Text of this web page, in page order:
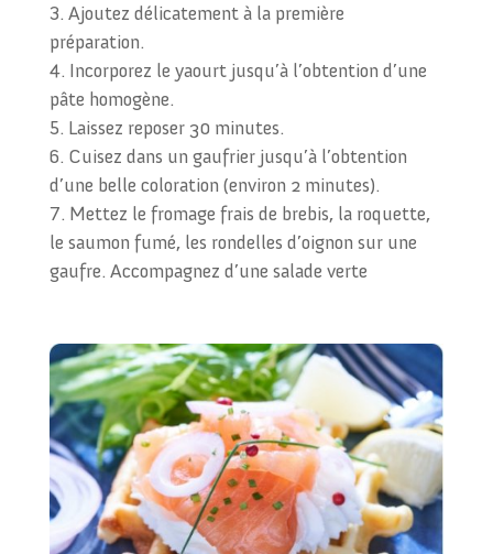
Ajoutez délicatement à la première
préparation.
Incorporez le yaourt jusqu’à l’obtention d’une
pâte homogène.
Laissez reposer 30 minutes.
Cuisez dans un gaufrier jusqu’à l’obtention
d’une belle coloration (environ 2 minutes).
Mettez le fromage frais de brebis, la roquette,
le saumon fumé, les rondelles d’oignon sur une
gaufre. Accompagnez d’une salade verte